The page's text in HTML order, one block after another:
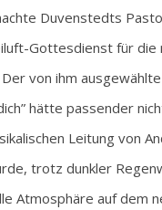
Duvenstedts
Gottesdienst für die
von ihm ausgewählte
hätte passender
Leitung von
trotz dunkler
Atmosphäre auf dem